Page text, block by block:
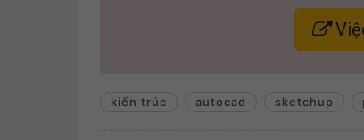
kiến trúc autocad sketchup